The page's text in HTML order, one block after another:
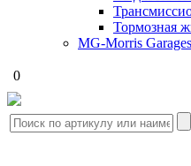
Тормозная
MG-Morris Garages
0